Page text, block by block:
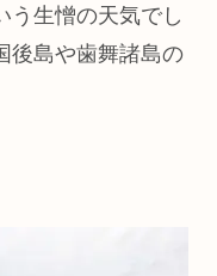
う生憎の天気でし
後島や歯舞諸島の